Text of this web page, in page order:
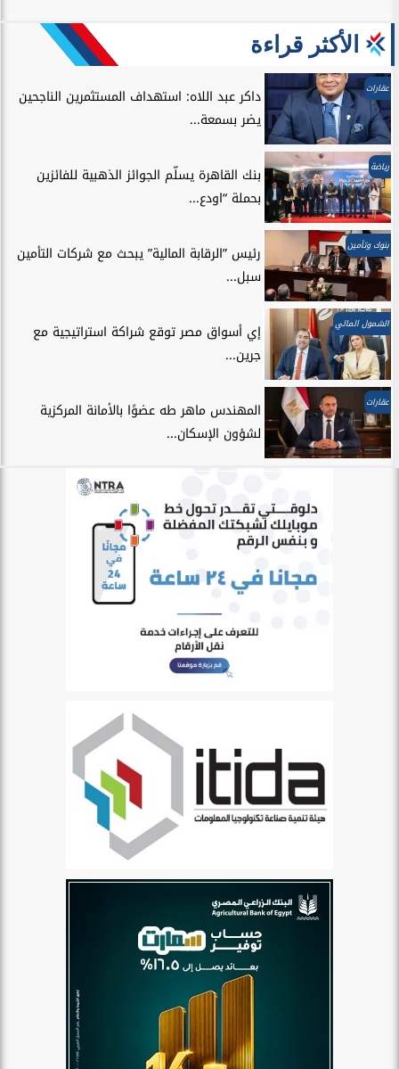
الأكثر قراءة
عقارات
داكر عبد اللاه: استهداف المستثمرين الناجحين
يضر بسمعة...
رياضة
بنك القاهرة يسلّم الجوائز الذهبية للفائزين
بحملة “اودع...
بنوك وتأمين
رئيس ”الرقابة المالية” يبحث مع شركات التأمين
سبل...
الشمول المالي
إي أسواق مصر توقع شراكة استراتيجية مع
جرين...
عقارات
المهندس ماهر طه عضوًا بالأمانة المركزية
لشؤون الإسكان...